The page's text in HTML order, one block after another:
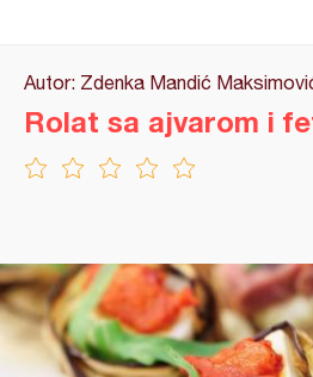
Autor: Zdenka Mandić
Rolat sa ajvarom i